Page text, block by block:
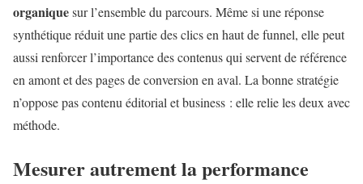
organiquesur l’ensemble du parcours. Même si une réponse
synthétique réduit une partie des clics en haut de funnel, elle peut
aussi renforcer l’importance des contenus qui servent de référence
en amont et des pages de conversion en aval. La bonne stratégie
n’oppose pas contenu éditorial et business : elle relie les deux avec
méthode.
Mesurer autrement la performance